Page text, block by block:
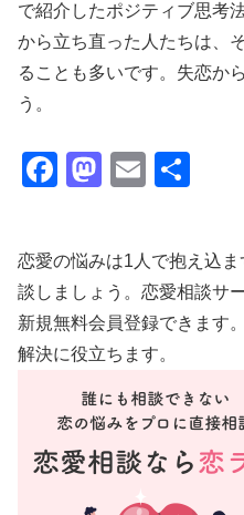
で紹介したポジティブ思考
から立ち直った人たちは、
ることも多いです。失恋か
う。
F
e
b
o
k
M
o
d
o
n
E
恋愛の悩みは1人で抱え込
談しましょう。恋愛相談サ
新規無料会員登録できます
解決に役立ちます。